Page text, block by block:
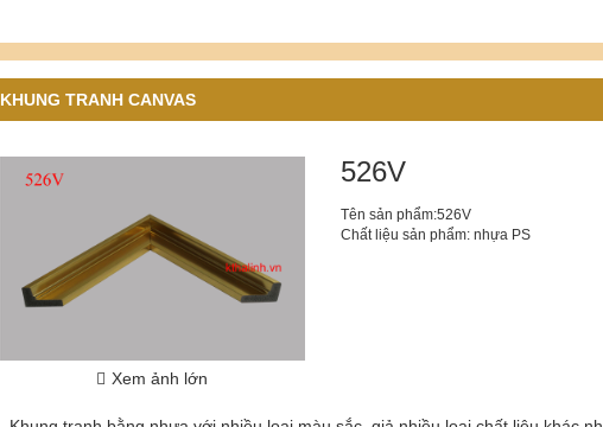
KHUNG TRANH CANVAS
Xem ảnh lớn
526V
Tên sản phẩm:526V
Chất liệu sản phẩm: nhựa PS